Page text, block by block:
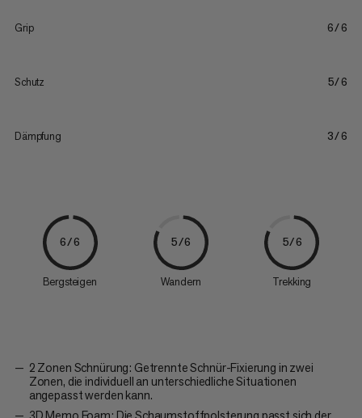
Grip 6/6
Schutz 5/6
Dämpfung 3/6
6/6
Bergsteigen
5/6
Wandern
5/6
Trekking
2 Zonen Schnürung: Getrennte Schnür-Fixierung in zwei
Zonen, die individuell an unterschiedliche Situationen
angepasst werden kann.
3D Memo Foam: Die Schaumstoffpolsterung passt sich der